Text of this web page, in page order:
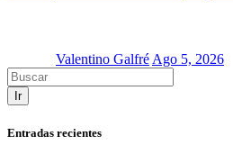
Valentino GalfréAgo 5, 2026
Ir
Entradas recientes